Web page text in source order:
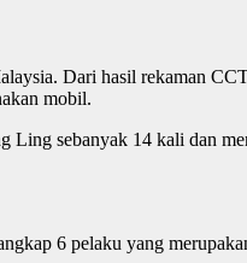
Dari hasil rekaman
mobil.
Ling sebanyak 14 kali dan
6 pelaku yang